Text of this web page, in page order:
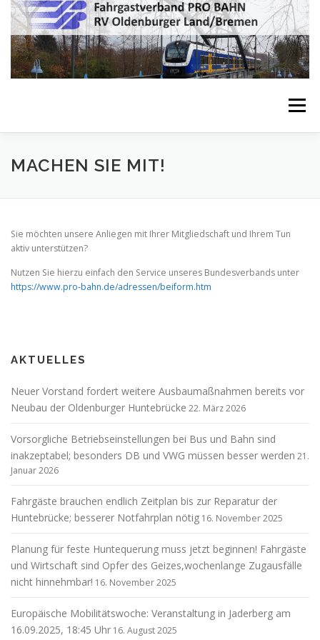
Zum
Inhalt
springen
Menü
ÜBER UNS THEMEN
MACHEN SIE MIT!
Sie möchten unsere Anliegen mit Ihrer Mitgliedschaft und Ihrem Tun
aktiv unterstützen?
Nutzen Sie hierzu einfach den Service unseres Bundesverbands unter
https://www.pro-bahn.de/adressen/beiform.htm
AKTUELLES
Neuer Vorstand fordert weitere Ausbaumaßnahmen bereits vor
Neubau der Oldenburger Huntebrücke 22. März 2026
Vorsorgliche Betriebseinstellungen bei Bus und Bahn sind
inakzeptabel; besonders DB und VWG müssen besser werden 21.
Januar 2026
Fahrgäste brauchen endlich Zeitplan bis zur Reparatur der
Huntebrücke; besserer Notfahrplan nötig 16. November 2025
Planung für feste Huntequerung muss jetzt beginnen! Fahrgäste
und Wirtschaft sind Opfer des Geizes,wochenlange Zugausfälle
nicht hinnehmbar! 16. November 2025
Europäische Mobilitätswoche: Veranstaltung in Jaderberg am
16.09.2025, 18:45 Uhr 16. August 2025